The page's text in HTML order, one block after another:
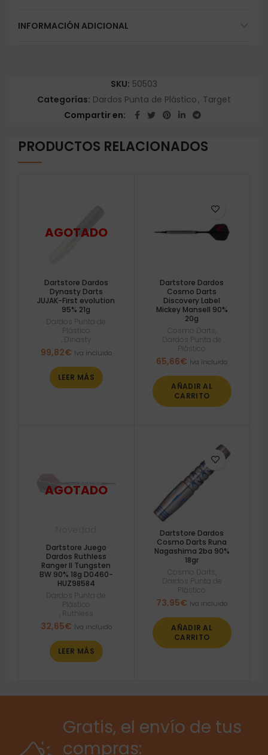
INFORMACIÓN ADICIONAL
SKU: 50503
Categorías: Dardos Punta de Plástico, Target
Compartir en
PRODUCTOS RELACIONADOS
Dartstore Dardos
Dynasty Darts
JUJAK-First evolution
95% 21g
Dardos Punta de
Plástico
Dinasty
99,82€ Iva incluido
LEER MÁS
Dartstore Dardos
Cosmo Darts
Discovery Label
Mickey Mansell 90%
20g
Cosmo Darts
Dardos Punta de
Plástico
65,66€ Iva incluido
AÑADIR AL
CARRITO
Dartstore Juego
Dardos Ruthless
Ranger II Tungsten
BW 90% 18g D0460-
HUZ98584
Dardos Punta de
Plástico
Ruthless
32,65€ Iva incluido
LEER MÁS
Dartstore Dardos
Cosmo Darts Runa
Nagashima 2ba 90%
18gr
Cosmo Darts
Dardos Punta de
Plástico
73,95€ Iva incluido
AÑADIR AL
CARRITO
Gratis, el envío de tus
compras: